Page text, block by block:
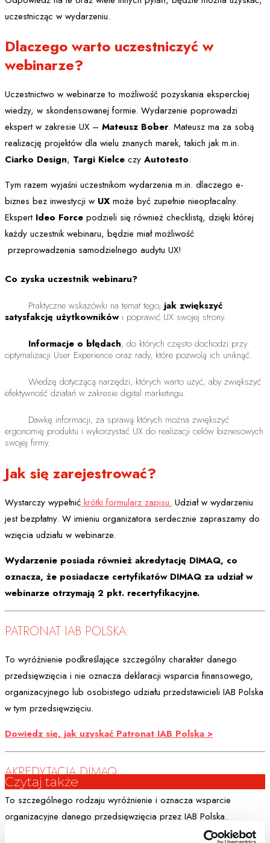
uczestnicząc w wydarzeniu.
Dlaczego warto uczestniczyć w
webinarze?
Uczestnictwo w webinarze to możliwość pozyskania eksperckiej
wiedzy, w skondensowanej formie. Wydarzenie poprowadzi
ekspert w zakresie UX – Mateusz Bober. Mateusz ma za sobą
realizację projektów dla wielu znanych marek, takich jak m.in.
Ciarko Design, Targi Kielce czy Autotesto.
Tym razem wyjaśni uczestnikom wydarzenia m.in. dlaczego e-
biznes bez inwestycji w UX może być zupełnie nieopłacalny.
EkspertIdeo Force podzieli się również checklistą, dzięki której
każdy uczestnik webinaru, będzie miał możliwość
przeprowadzenia samodzielnego audytu UX!
Co zyska uczestnik webinaru?
· Praktyczne wskazówki na temat tego,jak zwiększyć
satysfakcję użytkownikówi poprawić UX swojej strony.
· Informacje o błędach, do których często dochodzi przy
optymalizacji User Experience oraz rady, które pozwolą ich uniknąć.
· Wiedzę dotyczącą narzędzi, których warto użyć, aby zwiększyć
efektywność działań w zakresie digital marketingu.
· Dawkę informacji, za sprawą których można zwiększyć
ergonomię produktu i wykorzystać UX do realizacji celów biznesowych
swojej firmy.
Jak się zarejestrować?
Wystarczy wypełnić krótki formularz zapisu. Udział w wydarzeniu
jest bezpłatny. W imieniu organizatora serdecznie zapraszamy do
wzięcia udziału w webinarze.
Wydarzenie posiada również akredytację DIMAQ, co
oznacza, że posiadacze certyfikatów DIMAQ za udział w
webinarze otrzymają 2 pkt. recertyfikacyjne.
PATRONAT IAB POLSKA:
To wyróżnienie podkreślające szczególny charakter danego
przedsięwzięcia i nie oznacza deklaracji wsparcia finansowego,
organizacyjnego lub osobistego udziału przedstawicieli IAB Polska
w tym przedsięwzięciu.
Dowiedz się, jak uzyskać Patronat IAB Polska >
AKREDYTACJA DIMAQ:
To szczególnego rodzaju wyróżnienie i oznacza wsparcie
organizacyjne danego przedsięwzięcia przez IAB Polska.
Przedsięwzięcie akredytowane przez IAB Polska jest włączone do
Czytaj także